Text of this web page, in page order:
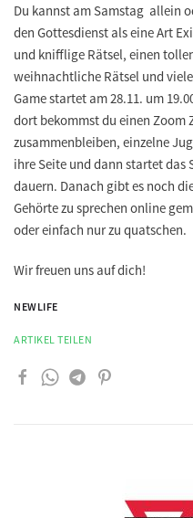
Du kannst am Samstag allein
den Gottesdienst als eine Art
und knifflige Rätsel, einen
weihnachtliche Rätsel und
Game startet am28.11. um
dort bekommst du einen Zoom
zusammenbleiben, einzelne
ihre Seite und dann startet das
dauern. Danach gibt es noch
Gehörte zu sprechen online
oder einfach nur zu quatschen.
Wir freuen uns auf dich!
NEWLIFE
ARTIKEL TEILEN